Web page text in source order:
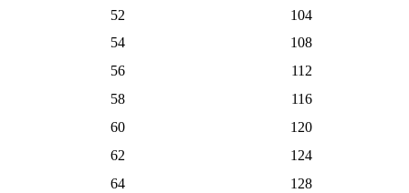
52
104
54
108
56
112
58
116
60
120
62
124
64
128